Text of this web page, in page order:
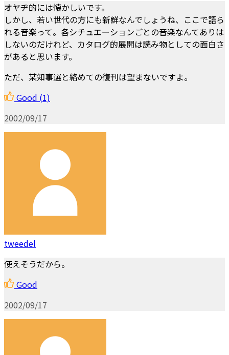
オヤヂ的には懐かしいです。
しかし、若い世代の方にも新鮮なんでしょうね、ここで語ら
れる音楽って。各シチュエーションごとの音楽なんてありは
しないのだけれど、カタログ的展開は読み物としての面白さ
があると思います。
ただ、某知事選と絡めての復刊は望まないですよ。
Good (1)
2002/09/17
tweedel
使えそうだから。
Good
2002/09/17